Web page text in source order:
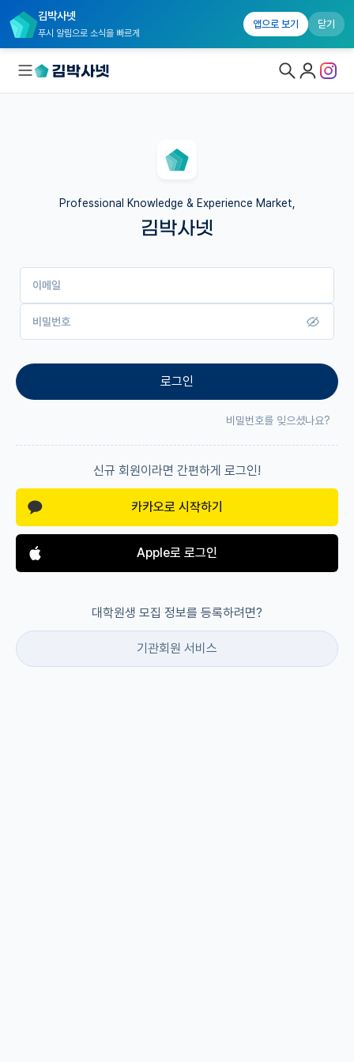
김박사넷
푸시 알림으로 소식을 빠르게
앱으로 보기 닫기
연구실&오픈랩
유학교육
이벤트
Professional Knowledge & Experience Market,
김박사넷
이메일
비밀번호
로그인
비밀번호를 잊으셨나요?
신규 회원이라면 간편하게 로그인!
카카오로 시작하기
Apple로 로그인
대학원생 모집 정보를 등록하려면?
기관회원 서비스